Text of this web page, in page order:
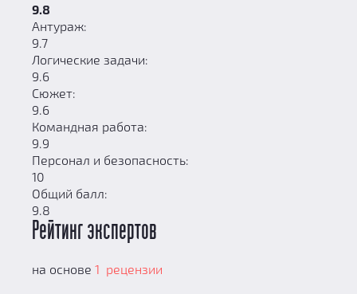
9.8
Антураж:
9.7
Логические задачи:
9.6
Сюжет:
9.6
Командная работа:
9.9
Персонал и безопасность:
10
Общий балл:
9.8
Рейтинг экспертов
на основе 1 рецензии